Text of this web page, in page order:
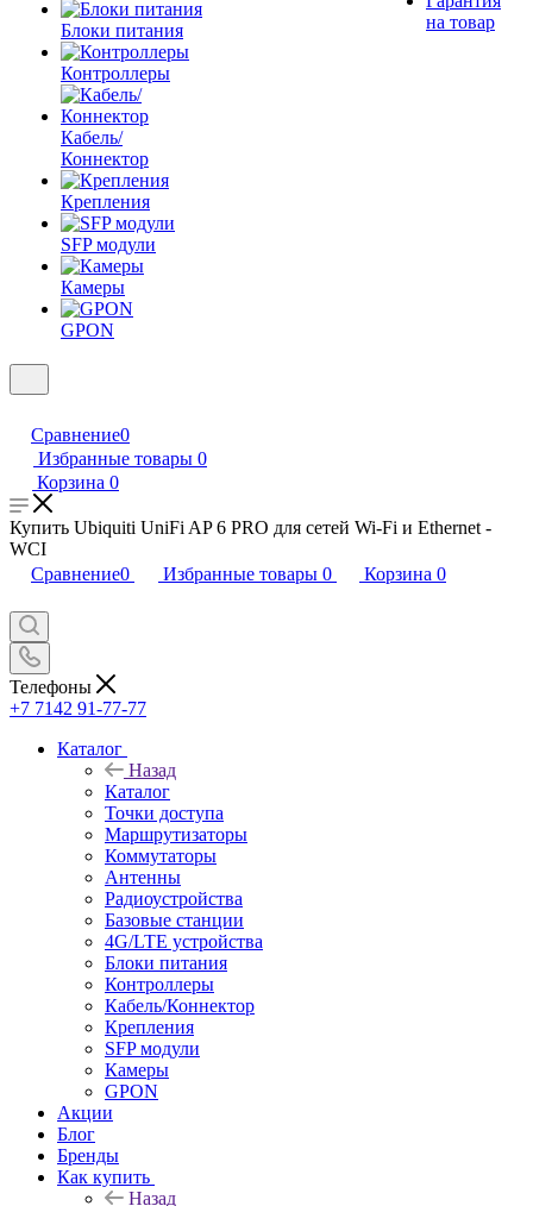
Блоки питания
Контроллеры
Кабель/
Коннектор
Крепления
SFP модули
Камеры
GPON
на товар
Сравнение0
Избранные товары 0
Корзина 0
Купить Ubiquiti UniFi AP 6 PRO для сетей Wi-Fi и Ethernet -
WCI
Сравнение0 Избранные товары 0 Корзина 0
Телефоны
+7 7142 91-77-77
Каталог
Назад
Каталог
Точки доступа
Маршрутизаторы
Коммутаторы
Антенны
Радиоустройства
Базовые станции
4G/LTE устройства
Блоки питания
Контроллеры
Кабель/Коннектор
Крепления
SFP модули
Камеры
GPON
Акции
Блог
Бренды
Как купить
Назад